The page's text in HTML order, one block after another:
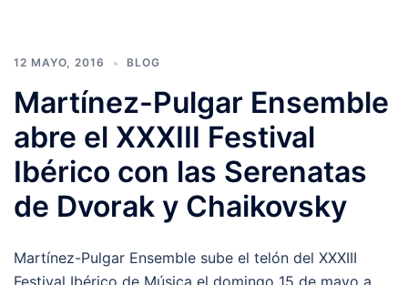
12 MAYO, 2016 BLOG
Martínez-Pulgar Ensemble
abre el XXXIII Festival
Ibérico con las Serenatas
de Dvorak y Chaikovsky
Martínez-Pulgar Ensemble sube el telón del XXXIII
Festival Ibérico de Música el domingo 15 de mayo a